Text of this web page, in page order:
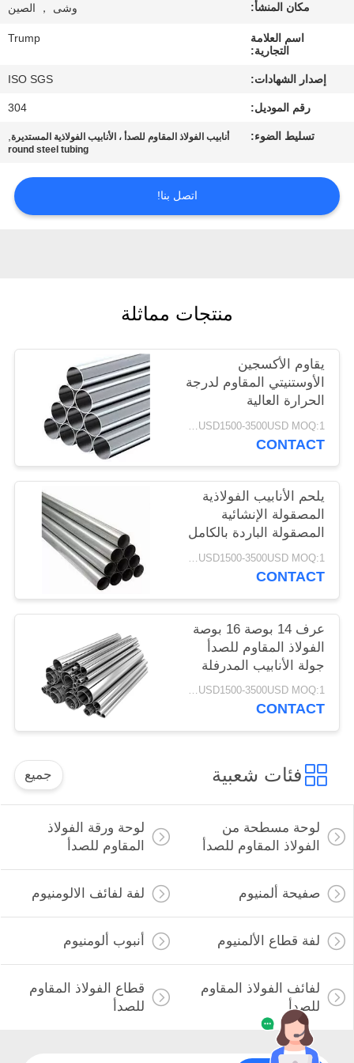
المصنع
الجودة
اتصل
اطلب
PRIVACY
POLICY
مكان المنشأ: وشى ， الصين
اسم العلامة
التجارية:
Trump
إصدار الشهادات: ISO SGS
رقم الموديل: 304
تسليط الضوء: أنابيب الفولاذ المقاوم للصدأ ، الأنابيب الفولاذية المستديرة,
round steel tubing
اتصل بنا!
منتجات مماثلة
يقاوم الأكسجين
الأوستنيتي المقاوم لدرجة
الحرارة العالية
USD1500-3500USD MOQ:1 طن
CONTACT
يلحم الأنابيب الفولاذية
المصقولة الإنشائية
المصقولة الباردة بالكامل
USD1500-3500USD MOQ:1 طن
CONTACT
عرف 14 بوصة 16 بوصة
الفولاذ المقاوم للصدأ
جولة الأنابيب المدرفلة
على البارد الصف
الصناعية
USD1500-3500USD MOQ:1 طن
CONTACT
فئات شعبية جميع
لوحة مسطحة من
الفولاذ المقاوم للصدأ
لوحة ورقة الفولاذ
المقاوم للصدأ
صفيحة ألمنيوم لفة لفائف الالومنيوم
لفة قطاع الألمنيوم أنبوب ألومنيوم
لفائف الفولاذ المقاوم
للصدأ
قطاع الفولاذ المقاوم
للصدأ